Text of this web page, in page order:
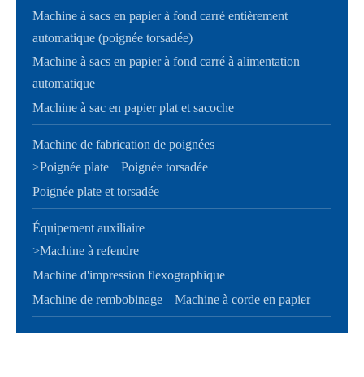
Machine à sacs en papier à fond carré entièrement
automatique (poignée torsadée)
Machine à sacs en papier à fond carré à alimentation
automatique
Machine à sac en papier plat et sacoche
Machine de fabrication de poignées
>Poignée plate
Poignée torsadée
Poignée plate et torsadée
Équipement auxiliaire
>Machine à refendre
Machine d'impression flexographique
Machine de rembobinage
Machine à corde en papier